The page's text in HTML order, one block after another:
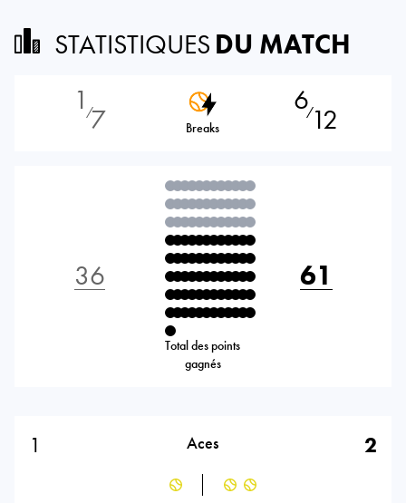
STATISTIQUES DU MATCH
1 ⁄7 Breaks
6⁄12
36
Total des points
gagnés
61
1 Aces 2